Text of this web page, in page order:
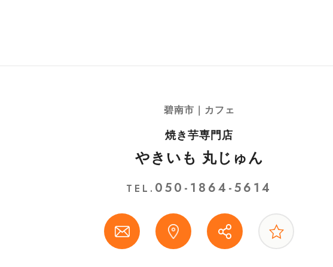
碧南市｜カフェ
焼き芋専門店
やきいも 丸じゅん
TEL. 050-1864-5614